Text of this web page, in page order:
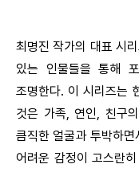
최명진 작가의 대표 시
있는 인물들을 통해
조명한다. 이 시리즈는
것은 가족, 연인, 친구
큼직한 얼굴과 투박하면
어려운 감정이 고스란